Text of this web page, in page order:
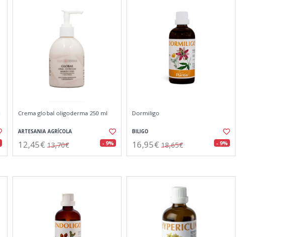
Crema global oligoderma 250 ml
ARTESANIA AGRÍCOLA
12,45€ 13,70€ - 9%
Dormiligo
BILIGO
16,95€ 18,65€ - 9%